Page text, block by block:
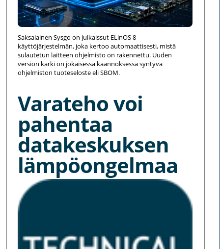
Saksalainen Sysgo on julkaissut ELinOS 8 -
käyttöjärjestelmän, joka kertoo automaattisesti, mistä
sulautetun laitteen ohjelmisto on rakennettu. Uuden
version kärki on jokaisessa käännöksessä syntyvä
ohjelmiston tuoteseloste eli SBOM.
Varateho voi
pahentaa
datakeskuksen
lämpöongelmaa